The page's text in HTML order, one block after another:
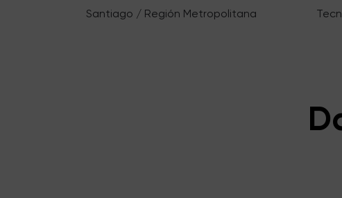
Santiago / Región Metropolitana